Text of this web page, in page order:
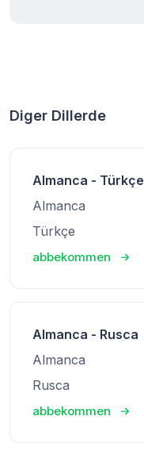
Diger Dillerde
Almanca - Türkçe
Almanca
Türkçe
abbekommen
Almanca - Rusca
Almanca
Rusca
abbekommen